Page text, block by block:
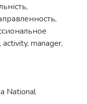
,
,
, activity, manager,
National